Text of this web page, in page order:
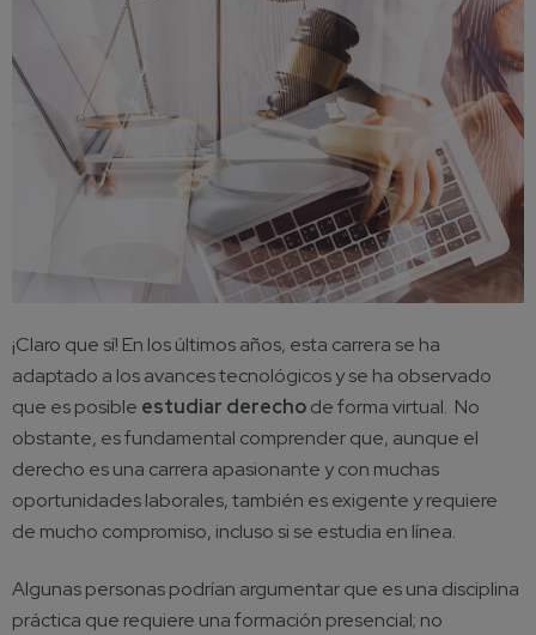
¡Claro que sí! En los últimos años, esta carrera se ha
adaptado a los avances tecnológicos y se ha observado
que es posible estudiar derechode forma virtual. No
obstante, es fundamental comprender que, aunque el
derecho es una carrera apasionante y con muchas
oportunidades laborales, también es exigente y requiere
de mucho compromiso, incluso si se estudia en línea.
Algunas personas podrían argumentar que es una disciplina
práctica que requiere una formación presencial; no